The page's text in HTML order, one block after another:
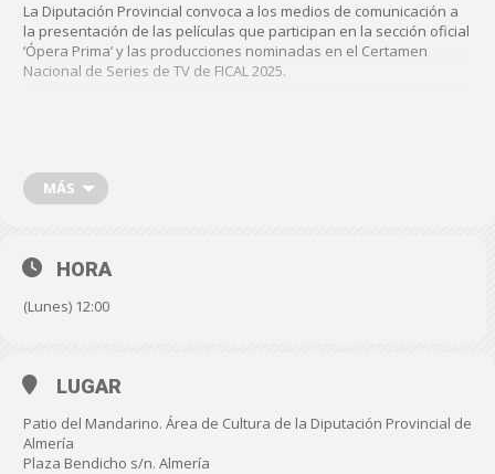
La Diputación Provincial convoca a los medios de comunicación a
la presentación de las películas que participan en la sección oficial
‘Ópera Prima’ y las producciones nominadas en el Certamen
Nacional de Series de TV de FICAL 2025.
Enrique Iznaola.
HORA: 12:00 horas
LUGAR: Patio del Mandarino, sede de Cultura, Cine e
MÁS
HORA
(Lunes) 12:00
LUGAR
Patio del Mandarino. Área de Cultura de la Diputación Provincial de
Almería
Plaza Bendicho s/n. Almería